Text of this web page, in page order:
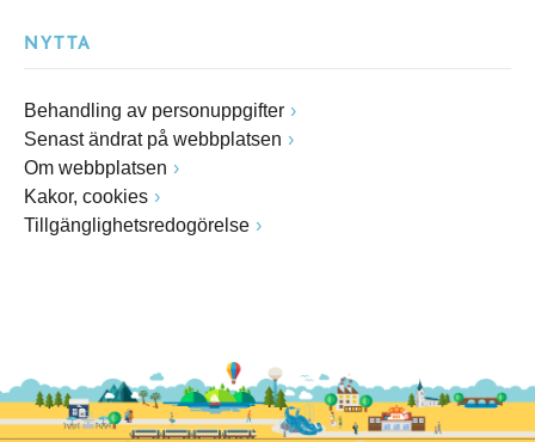
NYTTA
Behandling av personuppgifter
Senast ändrat på webbplatsen
Om webbplatsen
Kakor, cookies
Tillgänglighetsredogörelse